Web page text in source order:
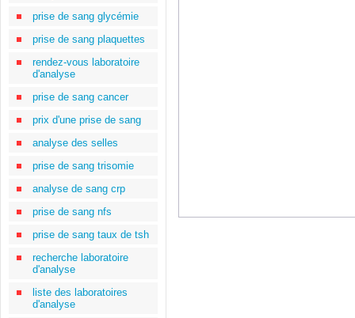
prise de sang glycémie
prise de sang plaquettes
rendez-vous laboratoire
d'analyse
prise de sang cancer
prix d'une prise de sang
analyse des selles
prise de sang trisomie
analyse de sang crp
prise de sang nfs
prise de sang taux de tsh
recherche laboratoire
d'analyse
liste des laboratoires
d'analyse